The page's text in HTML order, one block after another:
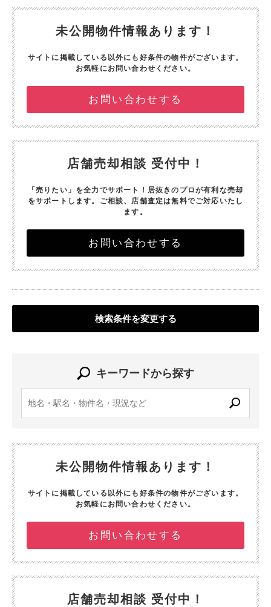
未公開物件情報あります！
サイトに掲載している以外にも好条件の物件がございます。
お気軽にお問い合わせください。
お問い合わせする
店舗売却相談 受付中！
「売りたい」を全力でサポート！ 居抜きのプロが有利な売却
をサポートします。 ご相談、店舗査定は無料でご対応いたし
ます。
お問い合わせする
検索条件を変更する
キーワードから探す
未公開物件情報あります！
サイトに掲載している以外にも好条件の物件がございます。
お気軽にお問い合わせください。
お問い合わせする
店舗売却相談 受付中！